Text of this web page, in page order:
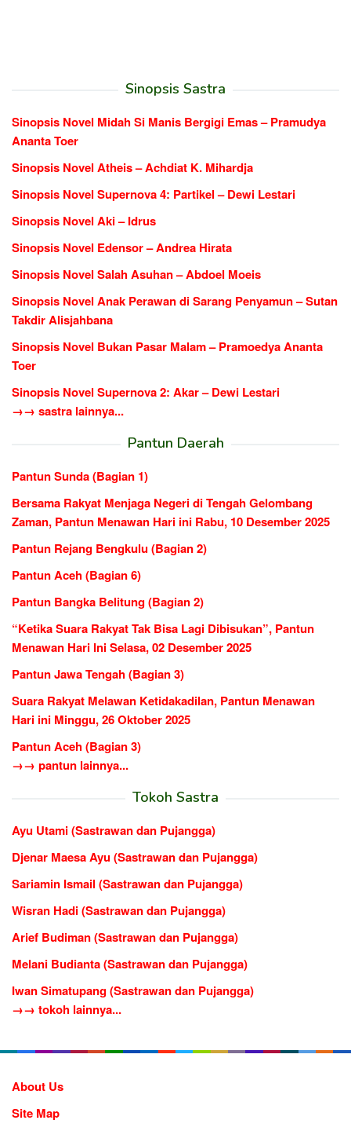
Sinopsis Sastra
Sinopsis Novel Midah Si Manis Bergigi Emas – Pramudya
Ananta Toer
Sinopsis Novel Atheis – Achdiat K. Mihardja
Sinopsis Novel Supernova 4: Partikel – Dewi Lestari
Sinopsis Novel Aki – Idrus
Sinopsis Novel Edensor – Andrea Hirata
Sinopsis Novel Salah Asuhan – Abdoel Moeis
Sinopsis Novel Anak Perawan di Sarang Penyamun – Sutan
Takdir Alisjahbana
Sinopsis Novel Bukan Pasar Malam – Pramoedya Ananta
Toer
Sinopsis Novel Supernova 2: Akar – Dewi Lestari
→→ sastra lainnya...
Pantun Daerah
Pantun Sunda (Bagian 1)
Bersama Rakyat Menjaga Negeri di Tengah Gelombang
Zaman, Pantun Menawan Hari ini Rabu, 10 Desember 2025
Pantun Rejang Bengkulu (Bagian 2)
Pantun Aceh (Bagian 6)
Pantun Bangka Belitung (Bagian 2)
“Ketika Suara Rakyat Tak Bisa Lagi Dibisukan”, Pantun
Menawan Hari Ini Selasa, 02 Desember 2025
Pantun Jawa Tengah (Bagian 3)
Suara Rakyat Melawan Ketidakadilan, Pantun Menawan
Hari ini Minggu, 26 Oktober 2025
Pantun Aceh (Bagian 3)
→→ pantun lainnya...
Tokoh Sastra
Ayu Utami (Sastrawan dan Pujangga)
Djenar Maesa Ayu (Sastrawan dan Pujangga)
Sariamin Ismail (Sastrawan dan Pujangga)
Wisran Hadi (Sastrawan dan Pujangga)
Arief Budiman (Sastrawan dan Pujangga)
Melani Budianta (Sastrawan dan Pujangga)
Iwan Simatupang (Sastrawan dan Pujangga)
→→ tokoh lainnya...
About Us
Site Map